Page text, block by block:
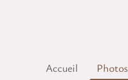
Accueil Photos